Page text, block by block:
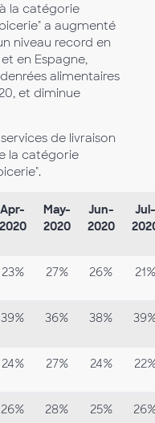
la catégorie
a augmenté
niveau record en
en Espagne,
alimentaires
et diminue
de livraison
la catégorie
Apr-
2020
May-
2020
Jun-
2020
Jul-
23% 27% 26% 21%
39% 36% 38%
24% 27% 24%
26% 28% 25%